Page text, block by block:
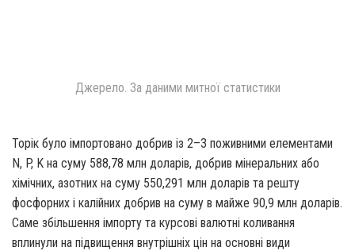
Джерело. За даними митної статистики
Торік було імпортовано добрив із 2–3 поживними елементами
N, P, K на суму 588,78 млн доларів, добрив мінеральних або
хімічних, азотних на суму 550,291 млн доларів та решту
фосфорних і калійних добрив на суму в майже 90,9 млн доларів.
Саме збільшення імпорту та курсові валютні коливання
вплинули на підвищення внутрішніх цін на основні види